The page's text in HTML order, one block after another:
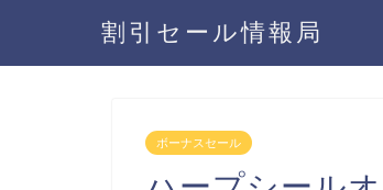
割引セール情報局
ボーナスセール